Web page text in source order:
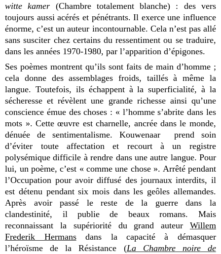
witte kamer (Chambre totalement blanche) : des vers
toujours aussi acérés et pénétrants. Il exerce une influence
énorme, c’est un auteur incontournable. Cela n’est pas allé
sans susciter chez certains du ressentiment ou se traduire,
dans les années 1970-1980, par l’apparition d’épigones.
Ses poèmes montrent qu’ils sont faits de main d’homme ;
cela donne des assemblages froids, taillés à même la
langue. Toutefois, ils échappent à la superficialité, à la
sécheresse et révèlent une grande richesse ainsi qu’une
conscience émue des choses : « l’homme s’abrite dans les
mots ». Cette œuvre est charnelle, ancrée dans le monde,
dénuée de sentimentalisme. Kouwenaar
prend soin
d’éviter toute affectation et recourt à un registre
polysémique difficile à rendre dans une autre langue. Pour
lui, un poème, c’est « comme une chose ». Arrêté pendant
l’Occupation pour avoir diffusé des journaux interdits, il
est détenu pendant six mois dans les geôles allemandes.
Après avoir passé le reste de la guerre dans la
clandestinité, il publie de beaux romans. Mais
reconnaissant la supériorité du grand auteur Willem
Frederik Hermansdans la capacité à démasquer
l’héroïsme de la Résistance (La Chambre noire de